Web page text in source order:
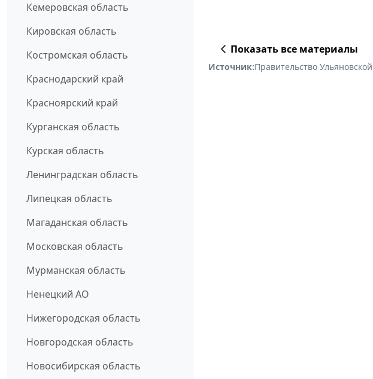
Кемеровская область
Кировская область
Костромская область
Краснодарский край
Красноярский край
Курганская область
Курская область
Ленинградская область
Липецкая область
Магаданская область
Московская область
Мурманская область
Ненецкий АО
Нижегородская область
Новгородская область
Новосибирская область
Показать все материалы
Источник:Правительство